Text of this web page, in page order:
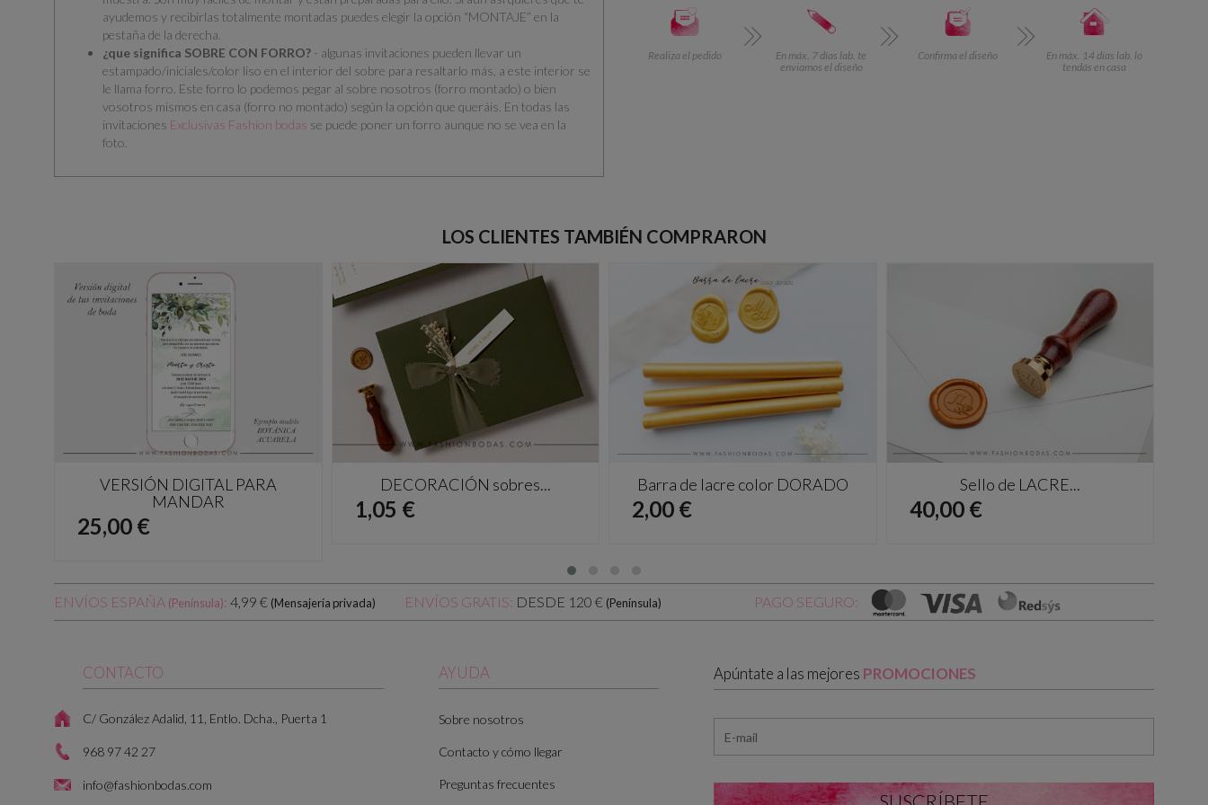
ayudemos y recibirlas totalmente montadas puedes elegir la opción “MONTAJE” en la
pestaña de la derecha.
¿que significa SOBRE CON FORRO? - algunas invitaciones pueden llevar un
estampado/iniciales/color liso en el interior del sobre para resaltarlo más, a este interior se
le llama forro. Este forro lo podemos pegar al sobre nosotros (forro montado) o bien
vosotros mismos en casa (forro no montado) según la opción que queráis. En todas las
invitaciones Exclusivas Fashion bodas se puede poner un forro aunque no se vea en la
foto.
Realiza el pedido
En máx. 7 días lab. te
enviamos el diseño
Confirma el diseño
En máx. 14 días lab. lo
tendás en casa
LOS CLIENTES TAMBIÉN COMPRARON
VERSIÓN DIGITAL PARA
MANDAR
Precio
25,00 €
DECORACIÓN sobres...
Precio
1,05 €
Barra de lacre color DORADO
Precio
2,00 €
Sello de LACRE...
Precio
40,00 €
ENVÍOS ESPAÑA (Península): 4,99 € (Mensajería privada) ENVÍOS GRATIS: DESDE 120 € (Península) PAGO SEGURO:
CONTACTO
C/ González Adalid, 11, Entlo. Dcha., Puerta 1
968 97 42 27
info@fashionbodas.com
AYUDA
Sobre nosotros
Contacto y cómo llegar
Preguntas frecuentes
Apúntate a las mejores PROMOCIONES